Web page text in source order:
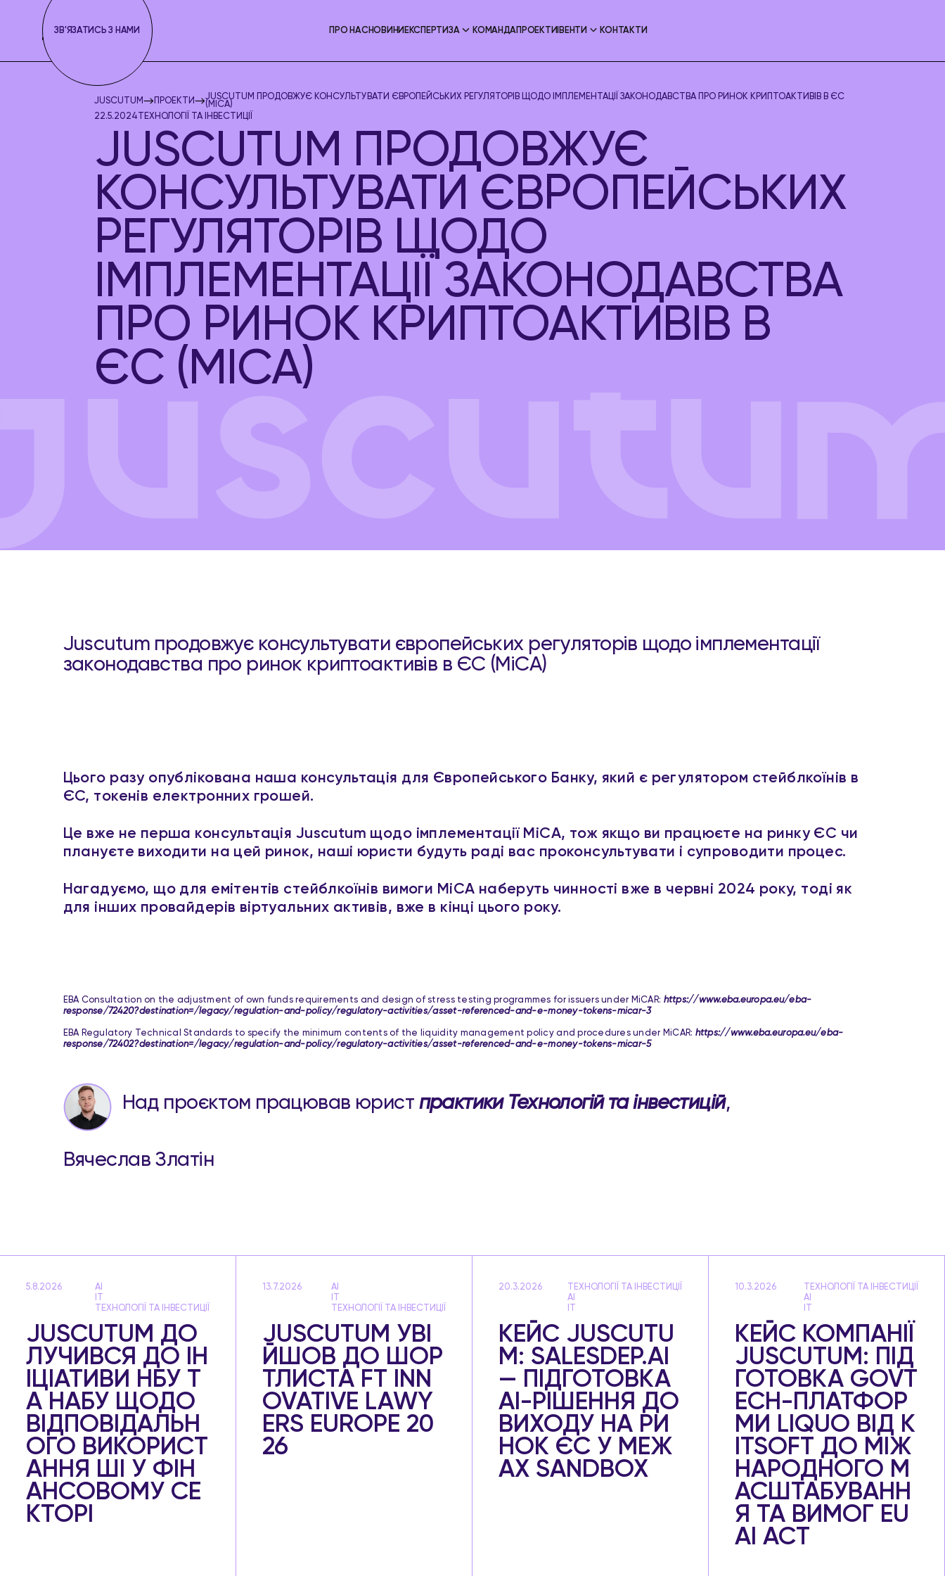
ПРО НАС НОВИНИ ЕКСПЕРТИЗА КОМАНДАПРОЕКТИ ІВЕНТИ КОНТАКТИ
ЗВ'ЯЗАТИСЬ З НАМИ
JUSCUTUM ПРОЕКТИ
JUSCUTUM ПРОДОВЖУЄ КОНСУЛЬТУВАТИ ЄВРОПЕЙСЬКИХ РЕГУЛЯТОРІВ ЩОДО ІМПЛЕМЕНТАЦІЇ ЗАКОНОДАВСТВА ПРО РИНОК КРИПТОАКТИВІВ В ЄС
(MICA)
22.5.2024
ТЕХНОЛОГІЇ ТА ІНВЕСТИЦІЇ
JUSCUTUM ПРОДОВЖУЄ
КОНСУЛЬТУВАТИ ЄВРОПЕЙСЬКИХ
РЕГУЛЯТОРІВ ЩОДО
ІМПЛЕМЕНТАЦІЇ ЗАКОНОДАВСТВА
ПРО РИНОК КРИПТОАКТИВІВ В
ЄС (MICA)
Juscutum продовжує консультувати європейських регуляторів щодо імплементації
законодавства про ринок криптоактивів в ЄС (MiCA)
Цього разу опублікована наша консультація для Європейського Банку, який є регулятором стейблкоїнів в
ЄС, токенів електронних грошей.
Це вже не перша консультація Juscutum щодо імплементації МіСА, тож якщо ви працюєте на ринку ЄС чи
плануєте виходити на цей ринок, наші юристи будуть раді вас проконсультувати і супроводити процес.
Нагадуємо, що для емітентів стейблкоїнів вимоги МіСА наберуть чинності вже в червні 2024 року, тоді як
для інших провайдерів віртуальних активів, вже в кінці цього року.
EBA Consultation on the adjustment of own funds requirements and design of stress testing programmes for issuers under MiCAR: https://www.eba.europa.eu/eba-
response/72420?destination=/legacy/regulation-and-policy/regulatory-activities/asset-referenced-and-e-money-tokens-micar-3
EBA Regulatory Technical Standards to specify the minimum contents of the liquidity management policy and procedures under MiCAR: https://www.eba.europa.eu/eba-
response/72402?destination=/legacy/regulation-and-policy/regulatory-activities/asset-referenced-and-e-money-tokens-micar-5
Над проєктом працював юрист практики Технологій та інвестицій,
Вячеслав Златін
5.8.2026
AI
ТЕХНОЛОГІЇ ТА ІНВЕСТИЦІЇ
JUSCUTUM ДО
ЛУЧИВСЯ ДО ІН
ІЦІАТИВИ НБУ Т
А НАБУ ЩОДО
ВІДПОВІДАЛЬН
ОГО ВИКОРИСТ
АННЯ ШІ У ФІН
АНСОВОМУ СЕ
КТОРІ
13.7.2026
AI
ТЕХНОЛОГІЇ ТА ІНВЕСТИЦІЇ
JUSCUTUM УВІ
ЙШОВ ДО ШОР
ТЛИСТА FT INN
OVATIVE LAWY
ERS EUROPE 20
26
20.3.2026
ТЕХНОЛОГІЇ ТА ІНВЕСТИЦІЇ
AI
КЕЙC JUSCUTU
M: SALESDEP.AI
— ПІДГОТОВКА
AI-РІШЕННЯ ДО
ВИХОДУ НА РИ
НОК ЄС У МЕЖ
АХ SANDBOX
10.3.2026
ТЕХНОЛОГІЇ ТА ІНВЕСТИЦІЇ
AI
КЕЙС КОМПАНІЇ
JUSCUTUM: ПІД
ГОТОВКА GOVT
ECH-ПЛАТФОР
МИ LIQUO ВІД K
ITSOFT ДО МІЖ
НАРОДНОГО М
АСШТАБУВАНН
Я ТА ВИМОГ EU
AI ACT